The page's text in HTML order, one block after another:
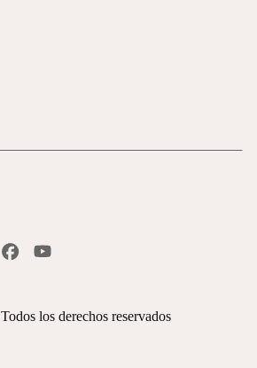
Todos los derechos reservados